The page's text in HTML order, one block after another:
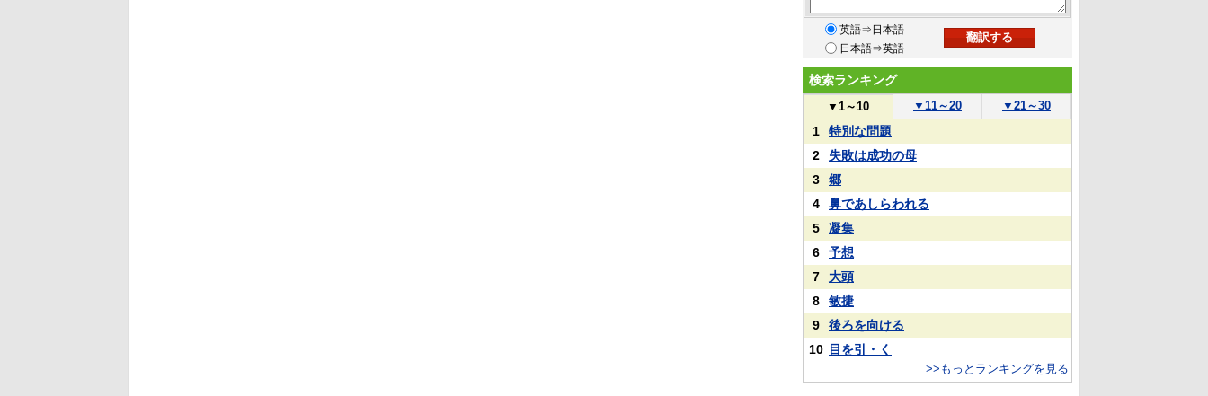
英語⇒日本語
日本語⇒英語
検索ランキング
▼ 1～10 ▼ 11～20 ▼ 21～30
1
特別な問題
2
失敗は成功の母
3
郷
4
鼻であしらわれる
5
凝集
6
予想
7
大頭
8
敏捷
9
後ろを向ける
10 目を引・く
>>もっとランキングを見る